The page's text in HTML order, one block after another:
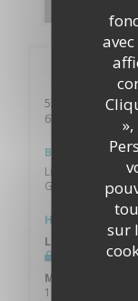
sur
55, Grand rue
67000 Strasbourg
Bus
Ligne B ou F
Grand Rue
Horaires
Lundi
Mar
12h00 - 23h30